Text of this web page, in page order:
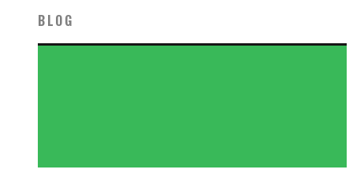
BLOG